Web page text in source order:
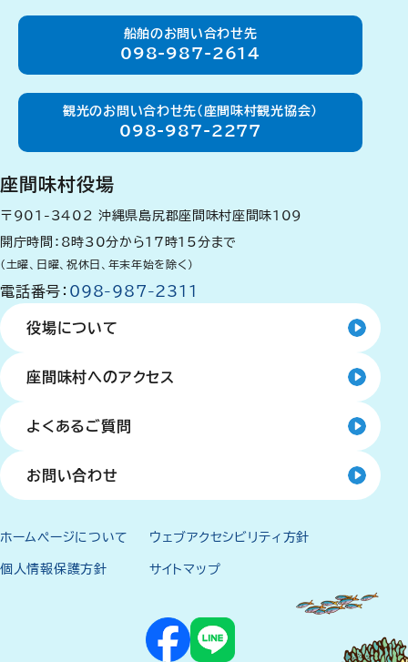
船舶のお問い合わせ先
098-987-2614
観光のお問い合わせ先（座間味村観光協会）
098-987-2277
座間味村役場
〒901-3402 沖縄県島尻郡座間味村座間味109
開庁時間：8時30分から17時15分まで
（土曜、日曜、祝休日、年末年始を除く）
電話番号： 098-987-2311
役場について
座間味村へのアクセス
よくあるご質問
お問い合わせ
ホームページについて ウェブアクセシビリティ方針
個人情報保護方針 サイトマップ